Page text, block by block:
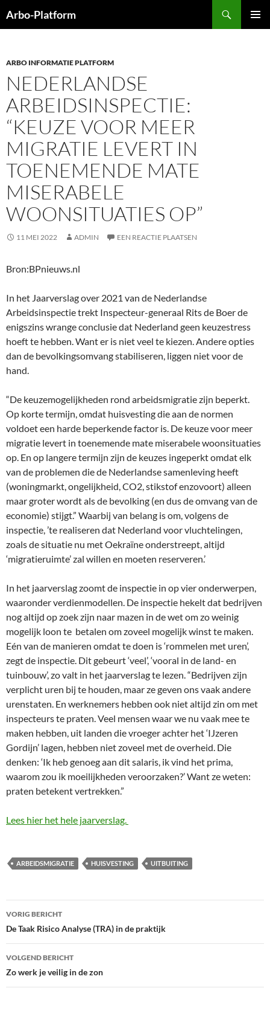
naar
Arbo-Platform
ARBO INFORMATIE PLATFORM
NEDERLANDSE
ARBEIDSINSPECTIE:
“KEUZE VOOR MEER
MIGRATIE LEVERT IN
TOENEMENDE MATE
MISERABELE
WOONSITUATIES OP”
11 MEI 2022 ADMIN EEN REACTIE PLAATSEN
Bron:BPnieuws.nl
In het Jaarverslag over 2021 van de Nederlandse
Arbeidsinspectie trekt Inspecteur-generaal Rits de Boer de
enigszins wrange conclusie dat Nederland geen keuzestress
hoeft te hebben. Want er is niet veel te kiezen. Andere opties
dan de bevolkingsomvang stabiliseren, liggen niet voor de
hand.
“De keuzemogelijkheden rond arbeidsmigratie zijn beperkt.
Op korte termijn, omdat huisvesting die aan de normen
voldoet een harde beperkende factor is. De keuze voor meer
migratie levert in toenemende mate miserabele woonsituaties
op. En op langere termijn zijn de keuzes ingeperkt omdat elk
van de problemen die de Nederlandse samenleving heeft
(woningmarkt, ongelijkheid, CO2, stikstof enzovoort) alleen
maar groter wordt als de bevolking (en dus de omvang van de
economie) stijgt.” Waarbij van belang is om, volgens de
inspectie, ’te realiseren dat Nederland voor vluchtelingen,
zoals de situatie nu met Oekraïne onderstreept, altijd
‘migratieruimte’ zal willen en moeten reserveren.’
In het jaarverslag zoomt de inspectie in op vier onderwerpen,
waaronder verdienmodellen. De inspectie hekelt dat bedrijven
nog altijd op zoek zijn naar mazen in de wet om zo weinig
mogelijk loon te betalen om zoveel mogelijk winst te maken.
Eén van de manieren omdat te doen is ‘rommelen met uren’,
zegt de inspectie. Dit gebeurt ‘veel’, ‘vooral in de land- en
tuinbouw’, zo valt in het jaarverslag te lezen. “Bedrijven zijn
verplicht uren bij te houden, maar ze geven ons vaak andere
urenstaten. En werknemers hebben ook niet altijd zin om met
inspecteurs te praten. Veel mensen waar we nu vaak mee te
maken hebben, uit landen die vroeger achter het ‘IJzeren
Gordijn’ lagen, hebben niet zoveel met de overheid. Die
denken: ‘Ik heb genoeg aan dit salaris, ik vind het prima,
waarom zou ik moeilijkheden veroorzaken?’ Want ze weten:
praten betekent vertrekken.”
Lees hier het hele jaarverslag.
ARBEIDSMIGRATIE HUISVESTING UITBUITING
Bericht
navigatie
VORIG BERICHT
De Taak Risico Analyse (TRA) in de praktijk
VOLGEND BERICHT
Zo werk je veilig in de zon